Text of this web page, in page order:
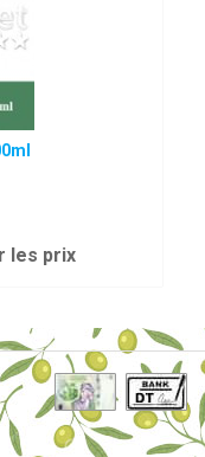
les prix